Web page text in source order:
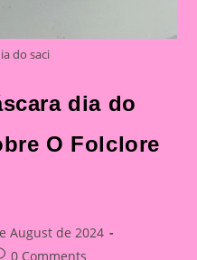
do saci
dia do
O Folclore
August de 2024
0 Comments